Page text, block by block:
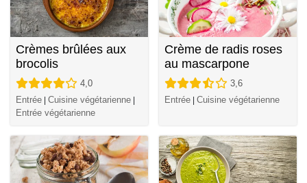
Crèmes brûlées aux
brocolis
4,0
Entrée | Cuisine végétarienne |
Entrée végétarienne
Crème de radis roses
au mascarpone
3,6
Entrée | Cuisine végétarienne